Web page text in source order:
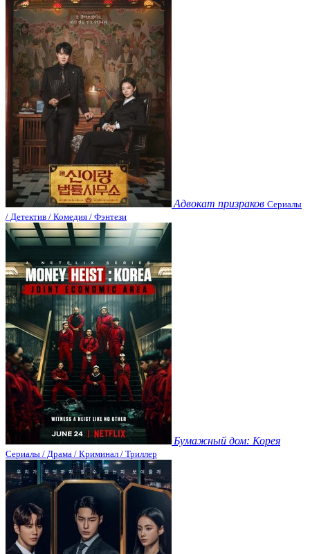
Адвокат призраков Сериалы
/ Детектив / Комедия / Фэнтези
Бумажный дом: Корея
Сериалы / Драма / Криминал / Триллер